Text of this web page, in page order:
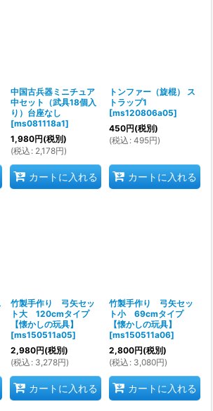
中国古兵器ミニチュア
中セット（武具18個入
り）台座なし
[ms081118a1]
1,980円(税別)
(税込 : 2,178円)
カートに入れる
トンファー（旋棍） ス
トラップ1
[ms120806a05]
450円(税別)
(税込 : 495円)
カートに入れる
竹製手作り 弓矢セッ
ト大 120cmタイプ
【懐かしの玩具】
[ms150511a05]
2,980円(税別)
(税込 : 3,278円)
カートに入れる
竹製手作り 弓矢セッ
ト小 69cmタイプ
【懐かしの玩具】
[ms150511a06]
2,800円(税別)
(税込 : 3,080円)
カートに入れる